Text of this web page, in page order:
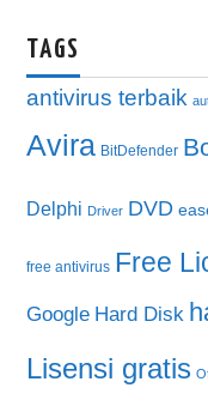
TAGS
antivirus terbaik
Avira BitDefender
Delphi Driver DVD
free antivirus Free
Google Hard Disk
Lisensi gratis